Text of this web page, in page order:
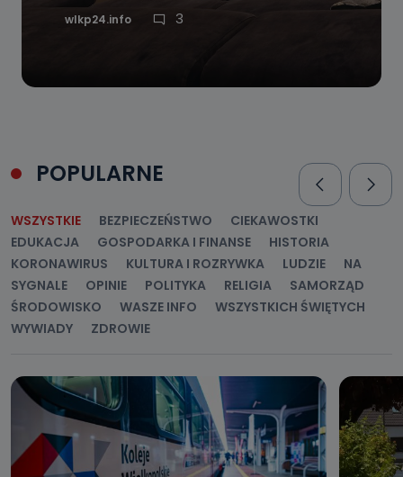
wlkp24.info 3
POPULARNE
WSZYSTKIE BEZPIECZEŃSTWO
CIEKAWOSTKI
EDUKACJA
GOSPODARKA I FINANSE
HISTORIA
KORONAWIRUS
KULTURA I ROZRYWKA LUDZIE
NA
SYGNALE
OPINIE POLITYKA RELIGIA
SAMORZĄD
ŚRODOWISKO
WASZE INFO
WSZYSTKICH ŚWIĘTYCH
WYWIADY
ZDROWIE